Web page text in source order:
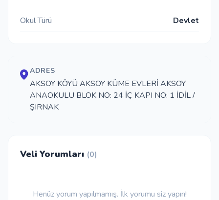
İletişim
Kayıt Ol
Okul Türü Devlet
ADRES
AKSOY KÖYÜ AKSOY KÜME EVLERİ AKSOY
ANAOKULU BLOK NO: 24 İÇ KAPI NO: 1 İDİL /
ŞIRNAK
Veli Yorumları (0)
Henüz yorum yapılmamış. İlk yorumu siz yapın!